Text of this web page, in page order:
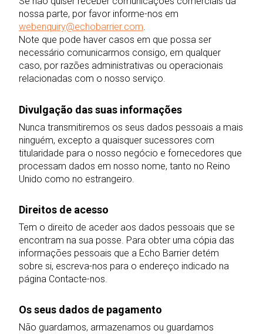
nossa parte, por favor informe-nos em
webenquiry@echobarrier.com.
Note que pode haver casos em que possa ser
necessário comunicarmos consigo, em qualquer
caso, por razões administrativas ou operacionais
relacionadas com o nosso serviço.
Divulgação das suas informações
Nunca transmitiremos os seus dados pessoais a mais
ninguém, excepto a quaisquer sucessores com
titularidade para o nosso negócio e fornecedores que
processam dados em nosso nome, tanto no Reino
Unido como no estrangeiro.
Direitos de acesso
Tem o direito de aceder aos dados pessoais que se
encontram na sua posse. Para obter uma cópia das
informações pessoais que a Echo Barrier detém
sobre si, escreva-nos para o endereço indicado na
página Contacte-nos.
Os seus dados de pagamento
Não guardamos, armazenamos ou guardamos